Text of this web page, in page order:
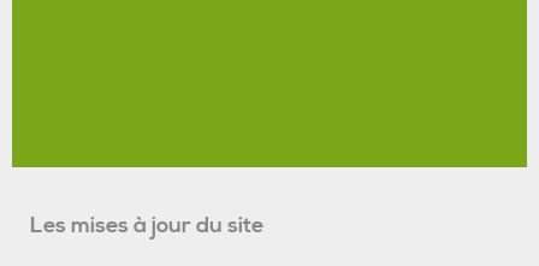
Les mises à jour du site